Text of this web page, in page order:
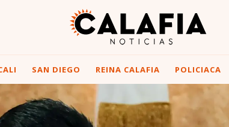
SAN DIEGO REINA CALAFIA POLICIACA